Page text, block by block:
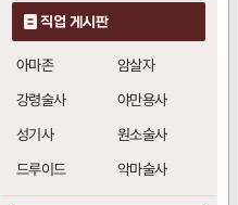
직업 게시판
아마존
암살자
강령술사
야만용사
성기사
원소술사
드루이드
악마술사